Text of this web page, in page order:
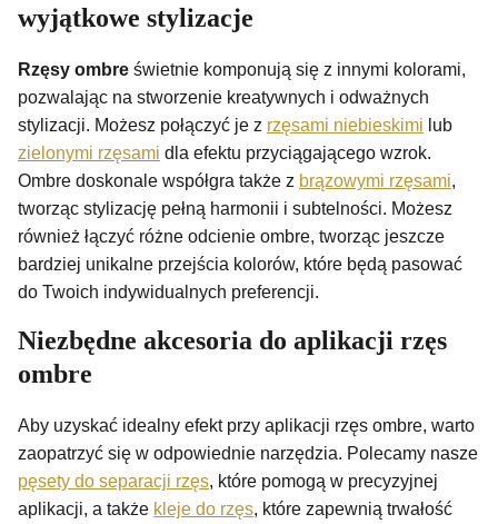
wyjątkowe stylizacje
Rzęsy ombre świetnie komponują się z innymi kolorami,
pozwalając na stworzenie kreatywnych i odważnych
stylizacji. Możesz połączyć je z rzęsami niebieskimi lub
zielonymi rzęsami dla efektu przyciągającego wzrok.
Ombre doskonale współgra także z brązowymi rzęsami,
tworząc stylizację pełną harmonii i subtelności. Możesz
również łączyć różne odcienie ombre, tworząc jeszcze
bardziej unikalne przejścia kolorów, które będą pasować
do Twoich indywidualnych preferencji.
Niezbędne akcesoria do aplikacji rzęs
ombre
Aby uzyskać idealny efekt przy aplikacji rzęs ombre, warto
zaopatrzyć się w odpowiednie narzędzia. Polecamy nasze
pęsety do separacji rzęs, które pomogą w precyzyjnej
aplikacji, a także kleje do rzęs, które zapewnią trwałość